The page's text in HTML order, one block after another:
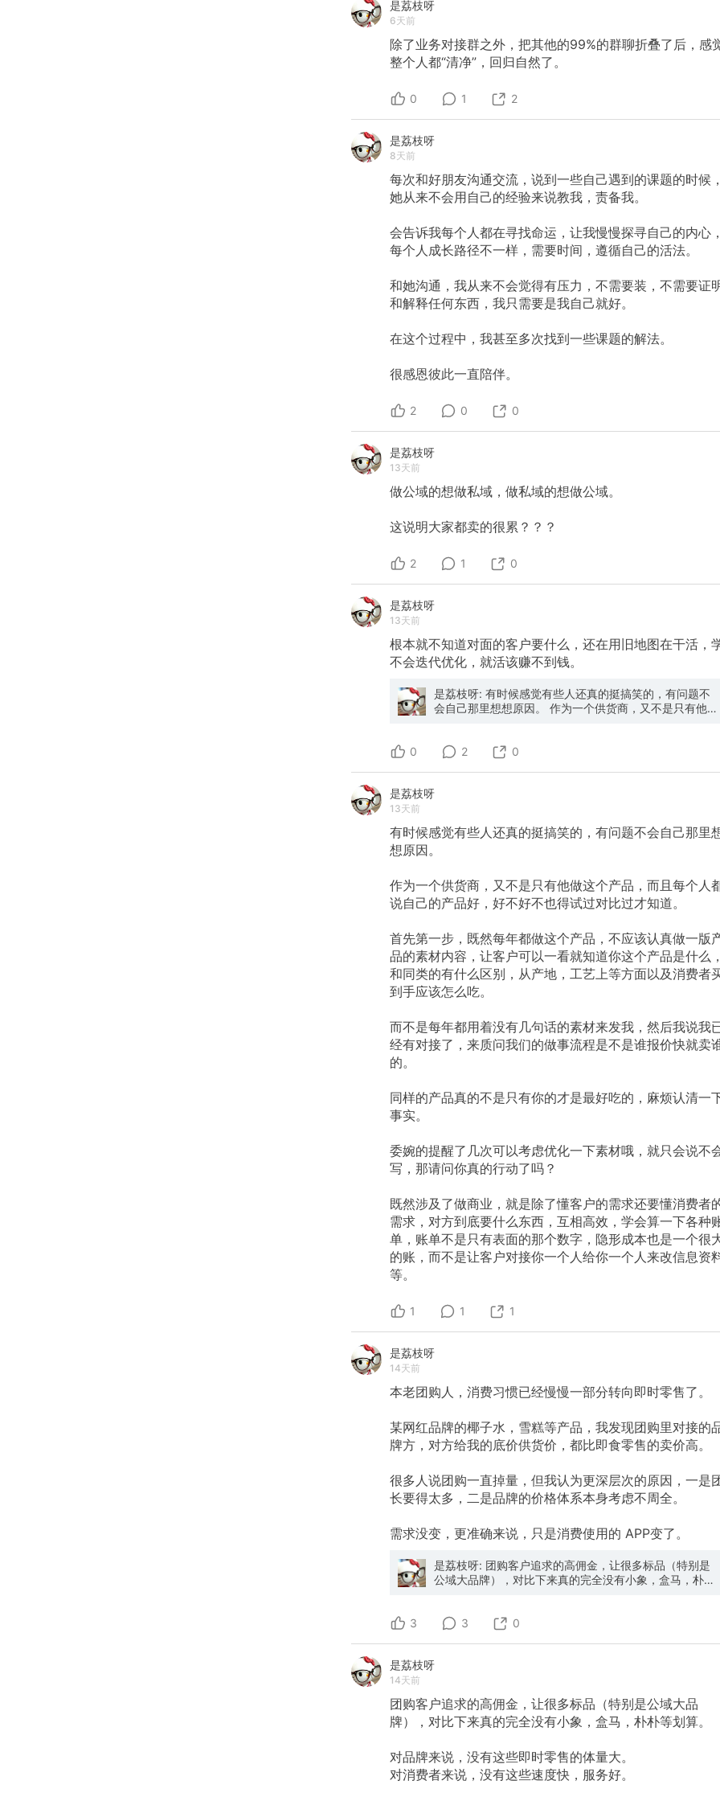
是荔枝呀
6天前
除了业务对接群之外，把其他的99%的群聊折叠了后，感
整个人都“清净”，回归自然了。
0 1 2
是荔枝呀
8天前
每次和好朋友沟通交流，说到一些自己遇到的课题的时候，
她从来不会用自己的经验来说教我，责备我。
会告诉我每个人都在寻找命运，让我慢慢探寻自己的内心，
每个人成长路径不一样，需要时间，遵循自己的活法。
和她沟通，我从来不会觉得有压力，不需要装，不需要证
和解释任何东西，我只需要是我自己就好。
在这个过程中，我甚至多次找到一些课题的解法。
很感恩彼此一直陪伴。
2 0 0
是荔枝呀
13天前
做公域的想做私域，做私域的想做公域。
这说明大家都卖的很累？？？
2 1 0
是荔枝呀
13天前
根本就不知道对面的客户要什么，还在用旧地图在干活，
不会迭代优化，就活该赚不到钱。
是荔枝呀: 有时候感觉有些人还真的挺搞笑的，有问题不
会自己那里想想原因。 作为一个供货商，又不是只有他做
品，不应该认真做一版产品的素材内容，让客户可以一看
每年都用着没有几句话的素材来发我，然后我说我已经有
的。 同样的产品真的不是只有你的才是最好吃的，麻烦认
清一下事实。 委婉的提醒了几次可以考虑优化一下素材
对方到底要什么东西，互相高效，学会算一下各种账单，
账单不是只有表面的那个数字，隐形成本也是一个很大的
账，而不是让客户对接你一个人给你一个人来改信息资料
0 2 0
是荔枝呀
13天前
有时候感觉有些人还真的挺搞笑的，有问题不会自己那里
想原因。
作为一个供货商，又不是只有他做这个产品，而且每个人
说自己的产品好，好不好不也得试过对比过才知道。
首先第一步，既然每年都做这个产品，不应该认真做一版
品的素材内容，让客户可以一看就知道你这个产品是什么，
和同类的有什么区别，从产地，工艺上等方面以及消费者
到手应该怎么吃。
而不是每年都用着没有几句话的素材来发我，然后我说我
经有对接了，来质问我们的做事流程是不是谁报价快就卖
的。
同样的产品真的不是只有你的才是最好吃的，麻烦认清一
事实。
委婉的提醒了几次可以考虑优化一下素材哦，就只会说不
写，那请问你真的行动了吗？
既然涉及了做商业，就是除了懂客户的需求还要懂消费者
需求，对方到底要什么东西，互相高效，学会算一下各种
单，账单不是只有表面的那个数字，隐形成本也是一个很
的账，而不是让客户对接你一个人给你一个人来改信息资
等。
1 1 1
是荔枝呀
14天前
本老团购人，消费习惯已经慢慢一部分转向即时零售了。
某网红品牌的椰子水，雪糕等产品，我发现团购里对接的
牌方，对方给我的底价供货价，都比即食零售的卖价高。
很多人说团购一直掉量，但我认为更深层次的原因，一是
长要得太多，二是品牌的价格体系本身考虑不周全。
需求没变，更准确来说，只是消费使用的 APP变了。
是荔枝呀: 团购客户追求的高佣金，让很多标品（特别是
公域大品牌），对比下来真的完全没有小象，盒马，朴朴
3
3 0
是荔枝呀
14天前
团购客户追求的高佣金，让很多标品（特别是公域大品
牌），对比下来真的完全没有小象，盒马，朴朴等划算。
对品牌来说，没有这些即时零售的体量大。
对消费者来说，没有这些速度快，服务好。